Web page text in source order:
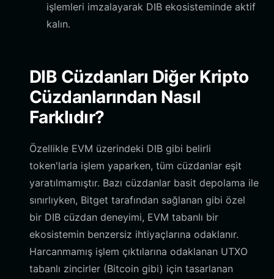
işlemleri imzalayarak DIB ekosisteminde aktif
kalın.
DIB Cüzdanları Diğer Kripto
Cüzdanlarından Nasıl
Farklıdır?
Özellikle EVM üzerindeki DIB gibi belirli
token'larla işlem yaparken, tüm cüzdanlar eşit
yaratılmamıştır. Bazı cüzdanlar basit depolama ile
sınırlıyken, Bitget tarafından sağlanan gibi özel
bir DIB cüzdan deneyimi, EVM tabanlı bir
ekosistemin benzersiz ihtiyaçlarına odaklanır.
Harcanmamış işlem çıktılarına odaklanan UTXO
tabanlı zincirler (Bitcoin gibi) için tasarlanan